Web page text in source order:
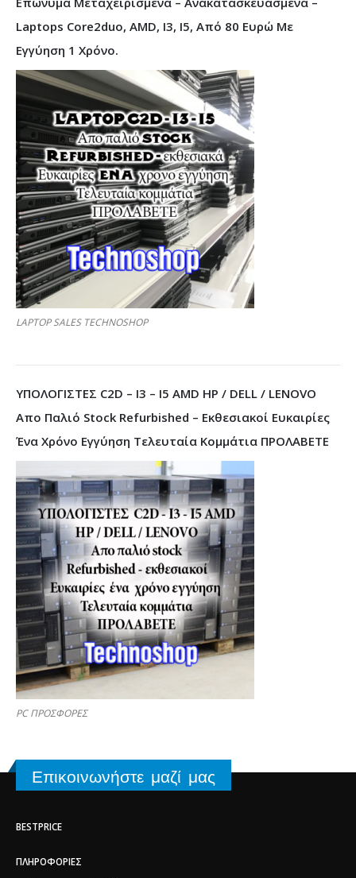
Laptops Core2duo, AMD, I3, I5, Από 80 Ευρώ Με
Εγγύηση 1 Χρόνο.
LAPTOP SALES TECHNOSHOP
ΥΠΟΛΟΓΙΣΤΕΣ C2D – I3 – I5 AMD HP / DELL / LENOVO
Απο Παλιό Stock Refurbished – Εκθεσιακοί Ευκαιρίες
Ένα Χρόνο Εγγύηση Τελευταία Κομμάτια ΠΡΟΛΑΒΕΤΕ
PC ΠΡΟΣΦΟΡΕΣ
Επικοινωνήστε μαζί μας
BESTPRICE
ΠΛΗΡΟΦΟΡΊΕΣ